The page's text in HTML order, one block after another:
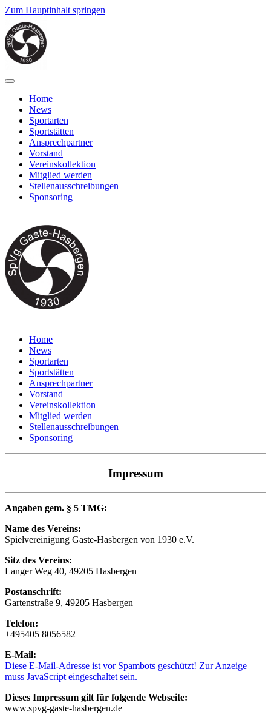
Zum Hauptinhalt springen
Home
News
Sportarten
Sportstätten
Ansprechpartner
Vorstand
Vereinskollektion
Mitglied werden
Stellenausschreibungen
Sponsoring
Home
News
Sportarten
Sportstätten
Ansprechpartner
Vorstand
Vereinskollektion
Mitglied werden
Stellenausschreibungen
Sponsoring
Impressum
Angaben gem. § 5 TMG:
Name des Vereins:
Spielvereinigung Gaste-Hasbergen von 1930 e.V.
Sitz des Vereins:
Langer Weg 40, 49205 Hasbergen
Postanschrift:
Gartenstraße 9, 49205 Hasbergen
Telefon:
+495405 8056582
E-Mail:
Diese E-Mail-Adresse ist vor Spambots geschützt! Zur Anzeige
muss JavaScript eingeschaltet sein.
Dieses Impressum gilt für folgende Webseite:
www.spvg-gaste-hasbergen.de